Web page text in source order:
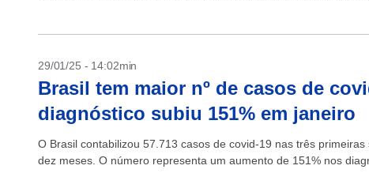
29/01/25 - 14:02min
Brasil tem maior nº de casos de
diagnóstico subiu 151% em janeiro
O Brasil contabilizou 57.713 casos de covid-19 nas três
dez meses. O número representa um aumento de 151% nos